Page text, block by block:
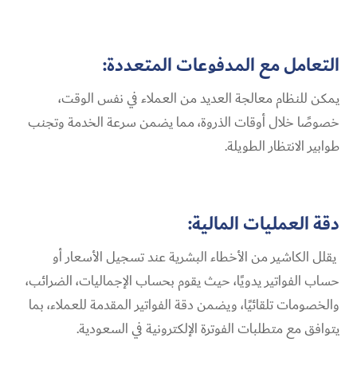
التعامل مع المدفوعات المتعددة:
يمكن للنظام معالجة العديد من العملاء في نفس الوقت،
خصوصًا خلال أوقات الذروة، مما يضمن سرعة الخدمة وتجنب
طوابير الانتظار الطويلة.
دقة العمليات المالية:
يقلل الكاشير من الأخطاء البشرية عند تسجيل الأسعار أو
حساب الفواتير يدويًا، حيث يقوم بحساب الإجماليات، الضرائب،
والخصومات تلقائيًا، ويضمن دقة الفواتير المقدمة للعملاء، بما
يتوافق مع متطلبات الفوترة الإلكترونية في السعودية.